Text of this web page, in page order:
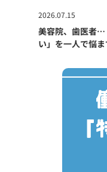
2026.07.15
美容院、歯医者…
い」を一人で悩